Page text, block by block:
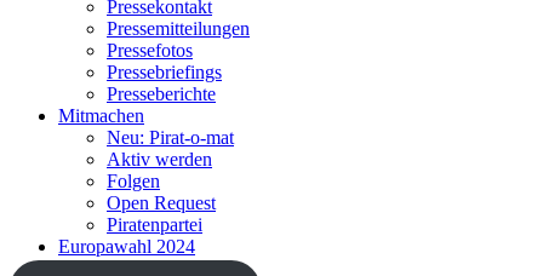
Pressekontakt
Pressemitteilungen
Pressefotos
Pressebriefings
Presseberichte
Mitmachen
Neu: Pirat-o-mat
Aktiv werden
Folgen
Open Request
Piratenpartei
Europawahl 2024